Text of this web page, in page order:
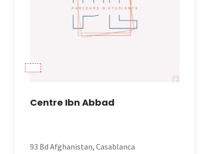
Centre Ibn Abbad
93 Bd Afghanistan, Casablanca